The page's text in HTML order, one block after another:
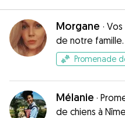
Morgane · Vos
de notre famille.
Promenade
Mélanie ·
de chiens à